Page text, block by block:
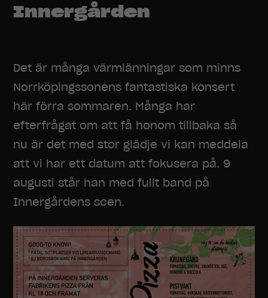
Innergården
Det är många värmlänningar som minns
Norrköpingssonens fantastiska konsert
här förra sommaren. Många har
efterfrågat om att få honom tillbaka så
nu är det med stor glädje vi kan meddela
att vi har ett datum att fokusera på. 9
augusti står han med fullt band på
Innergårdens scen.